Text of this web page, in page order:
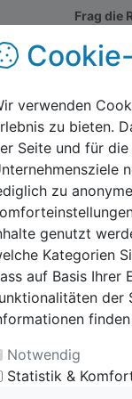
Frag die
Ihre Unterkunft.
Alle
können
nach Unterkunft
zur
wie Klettern
1-2
verwenden
zu bieten.
Seite und für
zu
genutzt
Kategorien
auf Basis Ihrer
der
Notwendig
Statistik &